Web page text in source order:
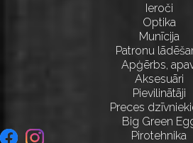
Ieroči
Optika
Munīcija
Patronu
Apģērbs,
Aksesuāri
Pievilinātāji
Preces
Big Green
Pirotehnika